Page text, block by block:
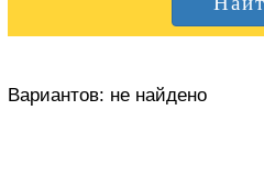
Вариантов: не найдено